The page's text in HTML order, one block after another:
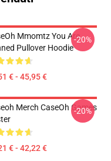
Mmomtz You Are
Pullover Hoodie
€ - 45,95 €
-20%
Merch CaseOh Games
€ - 42,22 €
-20%